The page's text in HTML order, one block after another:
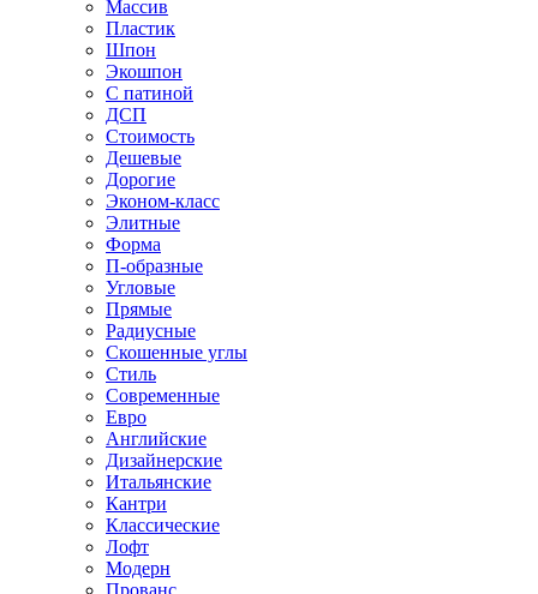
Массив
Пластик
Шпон
Экошпон
С патиной
ДСП
Стоимость
Дешевые
Дорогие
Эконом-класс
Элитные
Форма
П-образные
Угловые
Прямые
Радиусные
Скошенные углы
Стиль
Современные
Евро
Английские
Дизайнерские
Итальянские
Кантри
Классические
Лофт
Модерн
Прованс